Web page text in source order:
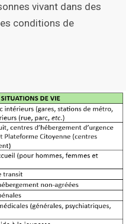
vivant dans des
conditions de